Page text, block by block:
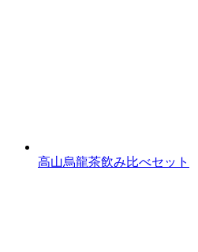
高山烏龍茶飲み比べセット